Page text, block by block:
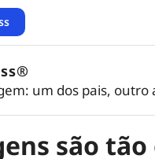
um dos pais, outro
são tão